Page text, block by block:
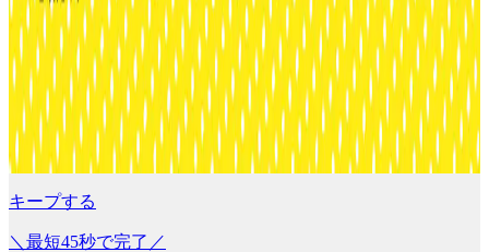
キープする
＼最短45秒で完了／